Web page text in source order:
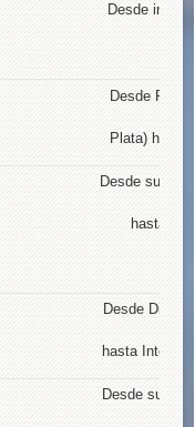
Desde
Desde
Plata) hasta
Desde su
hasta su
Desde
hasta
Desde su